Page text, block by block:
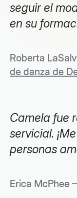
seguir el
en su
Roberta
de danza de
Camela fue
servicial.
personas
Erica McPhee